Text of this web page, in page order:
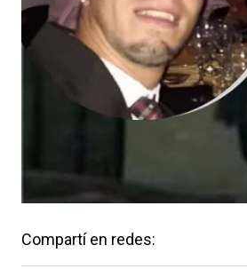
Compartí en redes: